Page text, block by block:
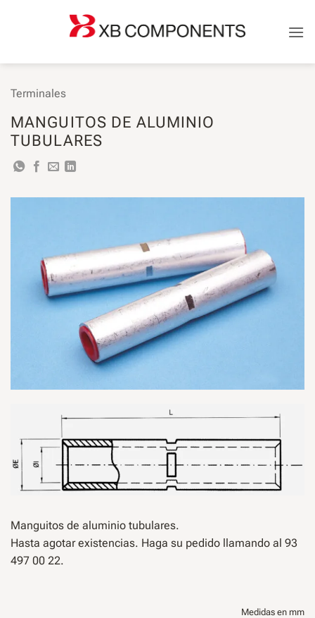
Terminales
MANGUITOS DE ALUMINIO
TUBULARES
Manguitos de aluminio tubulares.
Hasta agotar existencias. Haga su pedido llamando al 93
497 00 22.
Medidas en mm